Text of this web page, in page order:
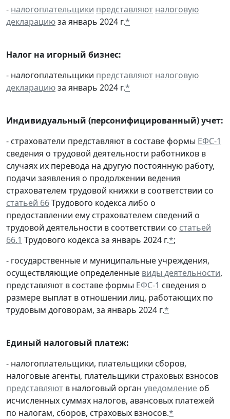
- налогоплательщики представляют налоговую
декларациюза январь 2024 г.*
Налог на игорный бизнес:
- налогоплательщики представляют налоговую
декларациюза январь 2024 г.*
Индивидуальный (персонифицированный) учет:
- страхователи представляют в составе формы ЕФС-1
сведения о трудовой деятельности работников в
случаях их перевода на другую постоянную работу,
подачи заявления о продолжении ведения
страхователем трудовой книжки в соответствии со
статьей 66Трудового кодекса либо о
предоставлении ему страхователем сведений о
трудовой деятельности в соответствии со статьей
66.1 Трудового кодекса за январь 2024 г.*;
- государственные и муниципальные учреждения,
осуществляющие определенные виды деятельности,
представляют в составе формы ЕФС-1 сведения о
размере выплат в отношении лиц, работающих по
трудовым договорам, за январь 2024 г.*
Единый налоговый платеж:
- налогоплательщики, плательщики сборов,
налоговые агенты, плательщики страховых взносов
представляют в налоговый орган уведомление об
исчисленных суммах налогов, авансовых платежей
по налогам, сборов, страховых взносов.*